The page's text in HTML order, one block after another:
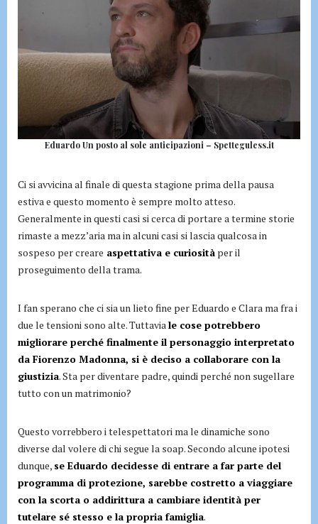
Eduardo Un posto al sole anticipazioni – Spetteguless.it
Ci si avvicina al finale di questa stagione prima della pausa
estiva e questo momento è sempre molto atteso.
Generalmente in questi casi si cerca di portare a termine storie
rimaste a mezz’aria ma in alcuni casi si lascia qualcosa in
sospeso per creare aspettativa e curiosità per il
proseguimento della trama.
I fan sperano che ci sia un lieto fine per Eduardo e Clara ma fra i
due le tensioni sono alte. Tuttavia le cose potrebbero
migliorare perché finalmente il personaggio interpretato
da Fiorenzo Madonna, si è deciso a collaborare con la
giustizia. Sta per diventare padre, quindi perché non sugellare
tutto con un matrimonio?
Questo vorrebbero i telespettatori ma le dinamiche sono
diverse dal volere di chi segue la soap. Secondo alcune ipotesi
dunque, se Eduardo decidesse di entrare a far parte del
programma di protezione, sarebbe costretto a viaggiare
con la scorta o addirittura a cambiare identità per
tutelare sé stesso e la propria famiglia.